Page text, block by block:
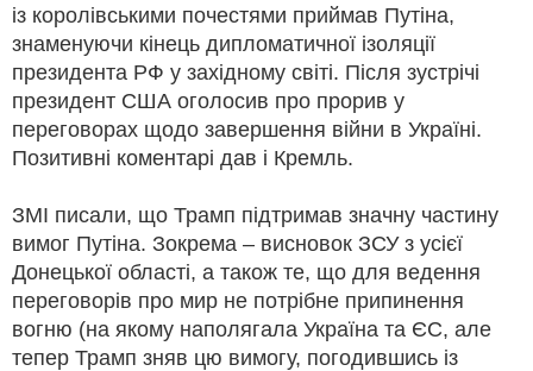
із королівськими почестями приймав Путіна,
знаменуючи кінець дипломатичної ізоляції
президента РФ у західному світі. Після зустрічі
президент США оголосив про прорив у
переговорах щодо завершення війни в Україні.
Позитивні коментарі дав і Кремль.
ЗМІ писали, що Трамп підтримав значну частину
вимог Путіна. Зокрема – висновок ЗСУ з усієї
Донецької області, а також те, що для ведення
переговорів про мир не потрібне припинення
вогню (на якому наполягала Україна та ЄС, але
тепер Трамп зняв цю вимогу, погодившись із